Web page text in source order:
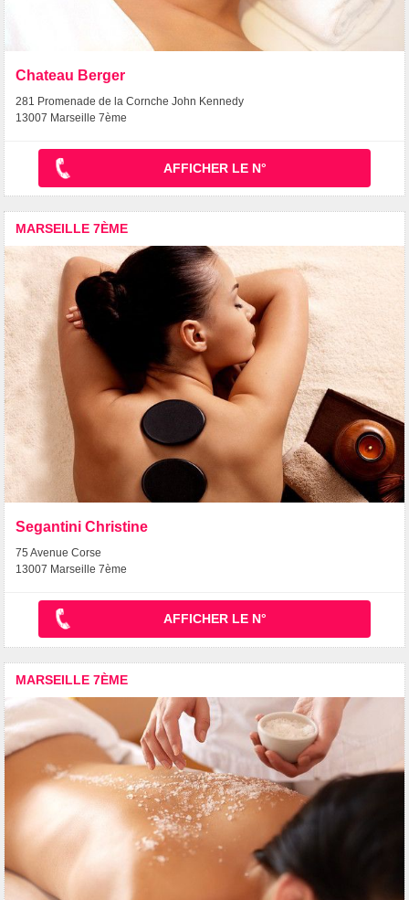
Chateau Berger
281 Promenade de la Cornche John Kennedy
13007 Marseille 7ème
AFFICHER LE N°
MARSEILLE 7ÈME
Segantini Christine
75 Avenue Corse
13007 Marseille 7ème
AFFICHER LE N°
MARSEILLE 7ÈME